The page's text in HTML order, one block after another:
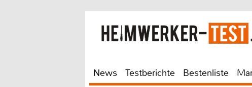
News Testberichte Bestenliste